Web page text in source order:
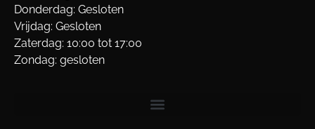
Donderdag: Gesloten
Vrijdag: Gesloten
Zaterdag: 10:00 tot 17:00
Zondag: gesloten